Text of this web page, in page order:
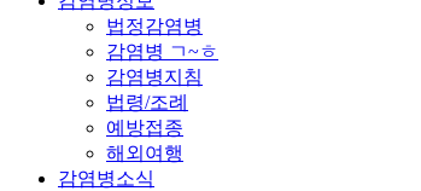
법정감염병
감염병 ㄱ~ㅎ
감염병지침
법령/조례
예방접종
해외여행
감염병소식